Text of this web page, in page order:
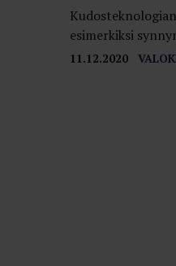
11.12.2020
esimerkiksi